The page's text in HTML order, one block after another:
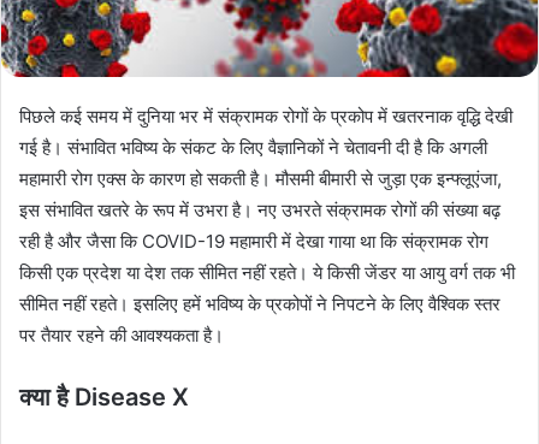
पिछले कई समय में दुनिया भर में संक्रामक रोगों के प्रकोप में खतरनाक वृद्धि देखी
गई है। संभावित भविष्य के संकट के लिए वैज्ञानिकों ने चेतावनी दी है कि अगली
महामारी रोग एक्स के कारण हो सकती है। मौसमी बीमारी से जुड़ा एक इन्फ्लूएंजा,
इस संभावित खतरे के रूप में उभरा है। नए उभरते संक्रामक रोगों की संख्या बढ़
रही है और जैसा कि COVID-19 महामारी में देखा गाया था कि संक्रामक रोग
किसी एक प्रदेश या देश तक सीमित नहीं रहते। ये किसी जेंडर या आयु वर्ग तक भी
सीमित नहीं रहते। इसलिए हमें भविष्य के प्रकोपों ​​ने निपटने के लिए वैश्विक स्तर
पर तैयार रहने की आवश्यकता है।
क्या है Disease X